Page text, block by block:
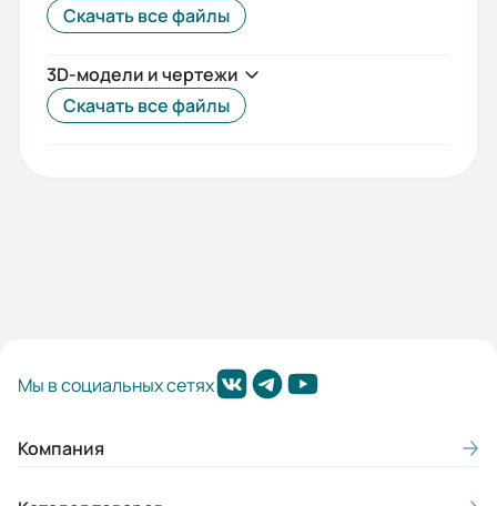
Скачать все файлы
3D-модели и чертежи
Скачать все файлы
Мы в социальных сетях
Компания